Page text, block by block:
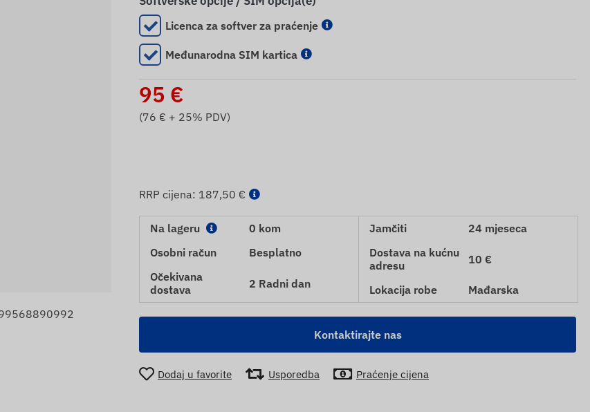
Licenca za softver za praćenje
Međunarodna SIM kartica
95 €
(76 € + 25% PDV)
RRP cijena: 187,50 €
Na lageru
0 kom
Osobni račun
Besplatno
Očekivana
dostava
2 Radni dan
Jamčiti
24 mjeseca
Dostava na kućnu
adresu
10 €
Lokacija robe Mađarska
Kontaktirajte nas
Dodaj u favorite Usporedba Praćenje cijena